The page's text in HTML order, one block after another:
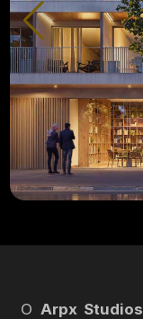
O Arpx Studios